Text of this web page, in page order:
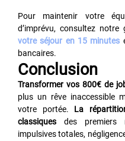
Pour maintenir votre
d’imprévu, consultez notre
votre séjour en 15 minutes
bancaires.
Conclusion
Transformer vos 800€ de
plus un rêve inaccessible
votre portée. La
classiques des premiers
impulsives totales,